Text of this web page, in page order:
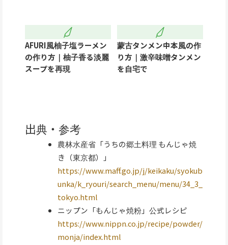
AFURI風柚子塩ラーメン
の作り方｜柚子香る淡麗
スープを再現
蒙古タンメン中本風の作
り方｜激辛味噌タンメン
を自宅で
出典・参考
農林水産省「うちの郷土料理 もんじゃ焼
き（東京都）」
https://www.maff.go.jp/j/keikaku/syokub
unka/k_ryouri/search_menu/menu/34_3_
tokyo.html
ニップン「もんじゃ焼粉」公式レシピ
https://www.nippn.co.jp/recipe/powder/
monja/index.html